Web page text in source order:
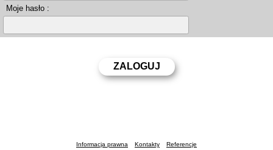
Moje hasło :
Informacja prawna Kontakty Referencje